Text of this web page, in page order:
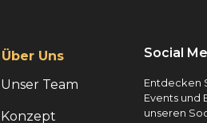
Über Uns
Unser Team
Konzept
Social
Entdecken
Events und
unseren